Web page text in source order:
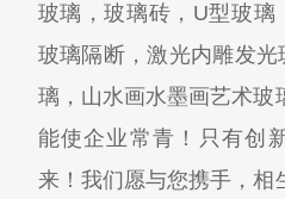
玻璃，玻璃砖，U型玻璃
玻璃隔断，激光内雕发
璃，山水画水墨画艺术玻
能使企业常青！只有创
来！我们愿与您携手，相